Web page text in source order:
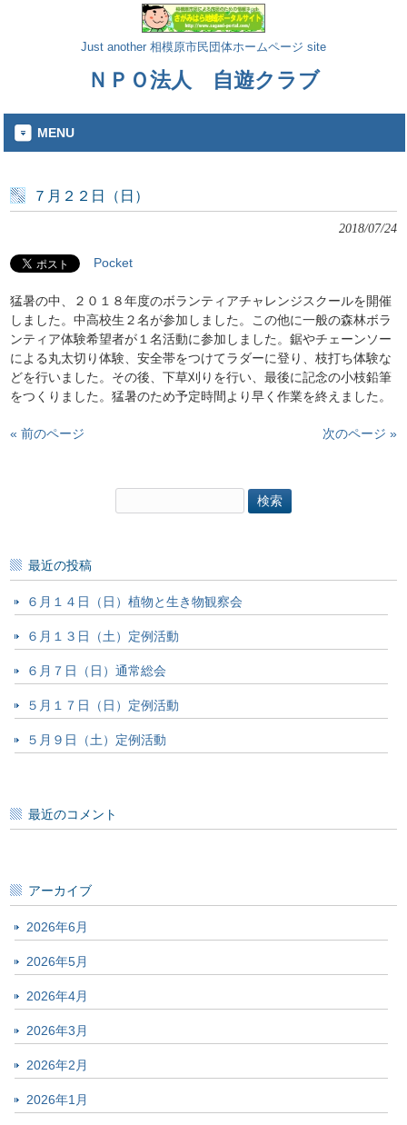
Just another 相模原市民団体ホームページ site
ＮＰＯ法人 自遊クラブ
MENU
７月２２日（日）
2018/07/24
Pocket
猛暑の中、２０１８年度のボランティアチャレンジスクールを開催
しました。中高校生２名が参加しました。この他に一般の森林ボラ
ンティア体験希望者が１名活動に参加しました。鋸やチェーンソー
による丸太切り体験、安全帯をつけてラダーに登り、枝打ち体験な
どを行いました。その後、下草刈りを行い、最後に記念の小枝鉛筆
をつくりました。猛暑のため予定時間より早く作業を終えました。
« 前のページ 次のページ »
索:
最近の投稿
６月１４日（日）植物と生き物観察会
６月１３日（土）定例活動
６月７日（日）通常総会
５月１７日（日）定例活動
５月９日（土）定例活動
最近のコメント
アーカイブ
2026年6月
2026年5月
2026年4月
2026年3月
2026年2月
2026年1月